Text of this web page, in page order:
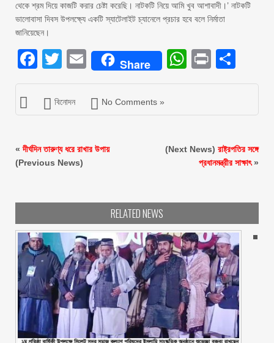
থেকে শ্রম দিয়ে কাজটি করার চেষ্টা করেছি। নাটকটি নিয়ে আমি খুব আশাবাদী।’ নাটকটি
ভালোবাসা দিবস উপলক্ষ্যে একটি স্যাটেলাইট চ্যানেলে প্রচার হবে বলে নির্মাতা
জানিয়েছেন।
Facebook
Twitter
EmailShare Print
বিনোদন No Comments »
«দীর্ঘদিন তারুণ্য ধরে রাখার উপায়
(Previous News)
(Next News) রাষ্ট্রপতির সঙ্গে
প্রধানমন্ত্রীর সাক্ষাৎ»
RELATED NEWS